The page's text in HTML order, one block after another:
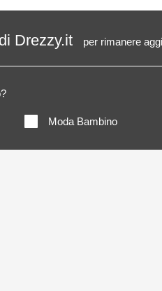
Drezzy.it per rimanere
Moda Bambino